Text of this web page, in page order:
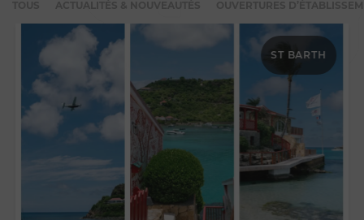
ST BARTH